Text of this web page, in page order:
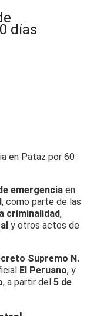
días
emergencia en
, como parte de las
criminalidad,
y otros actos de
Supremo N.
El Peruano, y
, a partir del 5 de